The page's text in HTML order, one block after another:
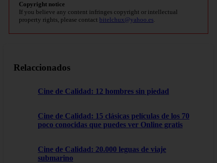
Copyright notice
If you believe any content infringes copyright or intellectual
property rights, please contact bitelchux@yahoo.es.
Relaccionados
Cine de Calidad: 12 hombres sin piedad
Cine de Calidad: 15 clásicas películas de los 70
poco conocidas que puedes ver Online gratis
Cine de Calidad: 20.000 leguas de viaje
submarino